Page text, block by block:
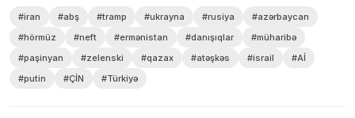
#iran #abş #tramp #ukrayna #rusiya
#azərbaycan
#hörmüz
#neft #ermənistan #danışıqlar
#müharibə
#paşinyan
#zelenski #qazax #atəşkəs #israil
#Aİ
#putin
#ÇİN #Türkiyə